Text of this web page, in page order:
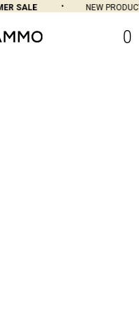
SALE NEW
0